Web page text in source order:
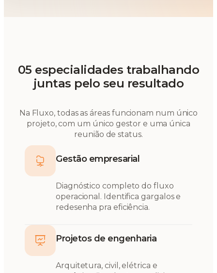
05 especialidades trabalhando
juntas pelo seu resultado
Na Fluxo, todas as áreas funcionam num único
projeto, com um único gestor e uma única
reunião de status.
Gestão empresarial
Diagnóstico completo do fluxo
operacional. Identifica gargalos e
redesenha pra eficiência.
Projetos de engenharia
Arquitetura, civil, elétrica e